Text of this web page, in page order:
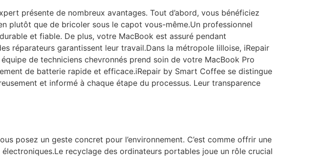
présente de nombreux avantages. Tout d’abord, vous bénéficiez
plutôt que de bricoler sous le capot vous-même.Un professionnel
et fiable. De plus, votre MacBook est assuré pendant
réparateurs garantissent leur travail.Dans la métropole lilloise, iRepair
de techniciens chevronnés prend soin de votre MacBook Pro
de batterie rapide et efficace.iRepair by Smart Coffee se distingue
et informé à chaque étape du processus. Leur transparence
posez un geste concret pour l’environnement. C’est comme offrir une
recyclage des ordinateurs portables joue un rôle crucial